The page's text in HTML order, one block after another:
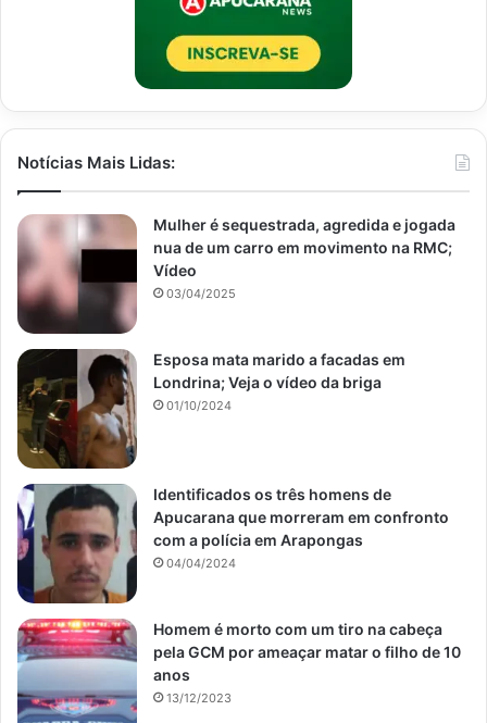
Notícias Mais Lidas:
Mulher é sequestrada, agredida e jogada
nua de um carro em movimento na RMC;
Vídeo
03/04/2025
Esposa mata marido a facadas em
Londrina; Veja o vídeo da briga
01/10/2024
Identificados os três homens de
Apucarana que morreram em confronto
com a polícia em Arapongas
04/04/2024
Homem é morto com um tiro na cabeça
pela GCM por ameaçar matar o filho de 10
anos
13/12/2023